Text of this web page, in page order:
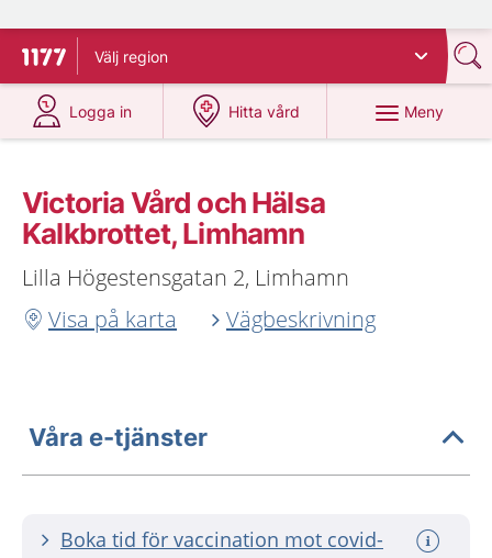
Till startsidan för 1177
Välj region
Logga in
på 1177.se
Hitta vård
på 1177.se
Meny
Victoria Vård och Hälsa
Kalkbrottet, Limhamn
Lilla Högestensgatan 2, Limhamn
Visa på karta
Vägbeskrivning
Våra e-tjänster
Boka tid för vaccination mot covid-